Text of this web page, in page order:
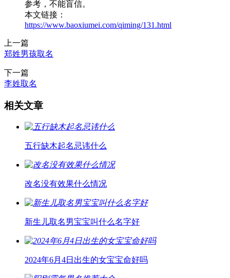
参考，不能盲信。
本文链接：
https://www.baoxiumei.com/qiming/131.html
上一篇
郑姓男孩取名
下一篇
李姓取名
相关文章
五行缺木起名忌讳什么
改名没有效果什么情况
新生儿取名男宝宝叫什么名字好
2024年6月4日出生的女宝宝命好吗